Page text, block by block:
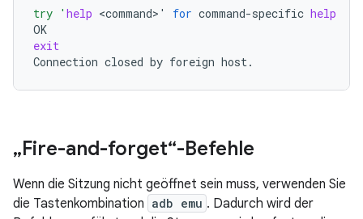
try ' help <command> ' for command-specific help
exit
Connection closed by foreign
„Fire-and-forget“-Befehle
Wenn die Sitzung nicht geöffnet sein muss, verwenden Sie
die Tastenkombination adb emu . Dadurch wird der